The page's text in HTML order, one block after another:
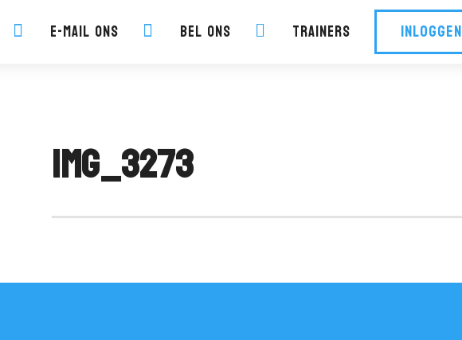
 E-mail ons  Bel ons  Trainers INLOGGEN
IMG_3273